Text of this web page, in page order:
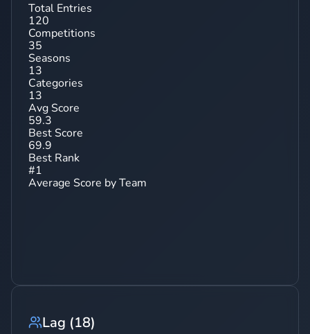
Total Entries
120
Competitions
35
Seasons
13
Categories
13
Avg Score
59.3
Best Score
69.9
Best Rank
#1
Average Score by Team
Lag (18)